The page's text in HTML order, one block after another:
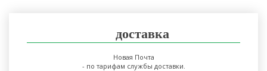
доставка
Новая Почта
- по тарифам службы доставки.